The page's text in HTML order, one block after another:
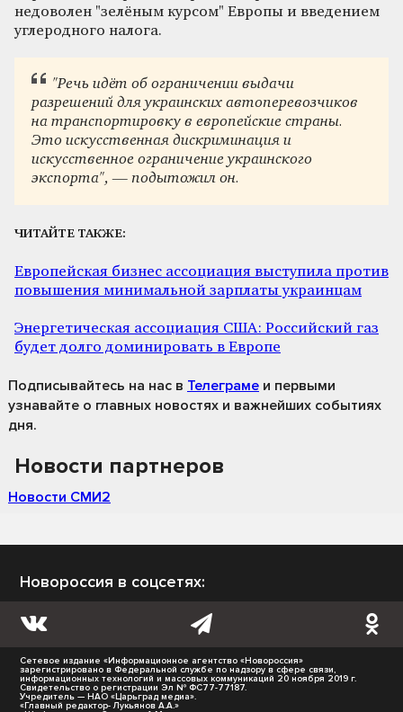
недоволен "зелёным курсом" Европы и введением
углеродного налога.
"Речь идёт об ограничении выдачи
разрешений для украинских автоперевозчиков
на транспортировку в европейские страны.
Это искусственная дискриминация и
искусственное ограничение украинского
экспорта", — подытожил он.
ЧИТАЙТЕ ТАКЖЕ:
Европейская бизнес ассоциация выступила против
повышения минимальной зарплаты украинцам
Энергетическая ассоциация США: Российский газ
будет долго доминировать в Европе
Подписывайтесь на нас в Телеграме и первыми
узнавайте о главных новостях и важнейших событиях
дня.
Новости партнеров
Новости СМИ2
Новороссия в соцсетях:
Сетевое издание «Информационное агентство «Новороссия»
зарегистрировано в Федеральной службе по надзору в сфере связи,
информационных технологий и массовых коммуникаций 20 ноября 2019 г.
Свидетельство о регистрации Эл № ФС77-77187.
Учредитель — НАО «Царьград медиа».
«Главный редактор- Лукьянов А.А.»